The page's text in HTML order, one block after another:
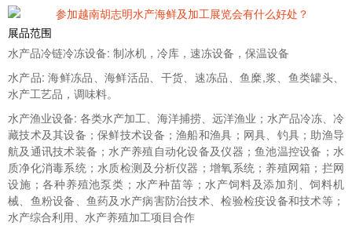
展品范围
水产品冷链冷冻设备: 制冰机，冷库，速冻设备，保温设备
水产品: 海鲜冻品、海鲜活品、干货、速冻品、鱼糜,浆、鱼类罐头、
水产工艺品，调味料。
水产渔业设备: 各类水产加工、海洋捕捞、远洋渔业；水产品冷冻、冷
藏技术及其设备；保鲜技术设备；渔船和渔具；网具、钓具；助渔导
航及通讯技术装备；水产养殖自动化设备及仪器；鱼池温控设备；水
质净化消毒系统；水质检测及分析仪器；增氧系统；养殖网箱；拦网
设施；各种养殖池泵类；水产种苗等；水产饲料及添加剂、饲料机
械、鱼粉设备、鱼药及水产病害防治技术、检验检疫设备和技术等；
水产综合利用、水产养殖加工项目合作